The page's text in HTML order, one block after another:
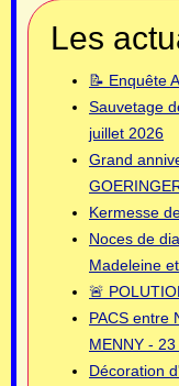
Les
📝 Enquête
Sauvetage
juillet 2026
Grand
Kermesse
Noces de
Madeleine
🚨
PACS entre
MENNY -
Décoration